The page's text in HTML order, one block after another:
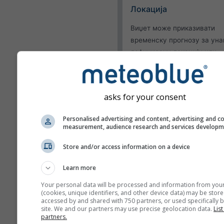
Локација
Виџет може приказивати
временску прогнозу за
дефинисану локацију или
покушати да открије
сваког посетиоца вашег
Откриј локацију
Изглед
Функције
влажност
asks for your consent
Personalised advertising and content, advertising and
measurement, audience research and services
Store and/or access information on a device
Learn more
Your personal data will be processed and information from
(cookies, unique identifiers, and other device data) may be
accessed by and shared with 750 partners, or used specifically
site. We and our partners may use precise geolocation data.
partners.